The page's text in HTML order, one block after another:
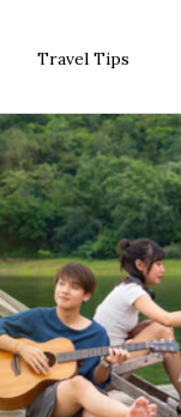
Travel Tips